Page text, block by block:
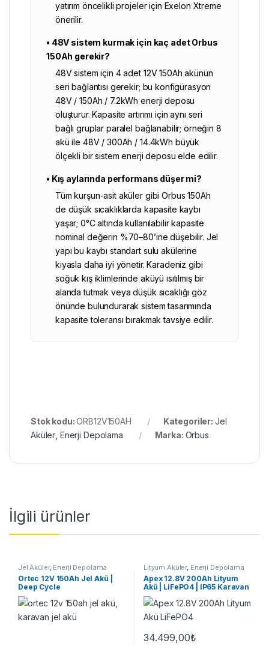
yatırım öncelikli projeler için Exelon Xtreme
önerilir.
• 48V sistem kurmak için kaç adet Orbus
150Ah gerekir?
48V sistem için 4 adet 12V 150Ah akünün
seri bağlantısı gerekir; bu konfigürasyon
48V / 150Ah / 7.2kWh enerji deposu
oluşturur. Kapasite artırımı için aynı seri
bağlı gruplar paralel bağlanabilir; örneğin 8
akü ile 48V / 300Ah / 14.4kWh büyük
ölçekli bir sistem enerji deposu elde edilir.
• Kış aylarında performans düşer mi?
Tüm kurşun-asit aküler gibi Orbus 150Ah
de düşük sıcaklıklarda kapasite kaybı
yaşar; 0°C altında kullanılabilir kapasite
nominal değerin %70–80’ine düşebilir. Jel
yapı bu kaybı standart sulu akülerine
kıyasla daha iyi yönetir. Karadeniz gibi
soğuk kış iklimlerinde aküyü ısıtılmış bir
alanda tutmak veya düşük sıcaklığı göz
önünde bulundurarak sistem tasarımında
kapasite toleransı bırakmak tavsiye edilir.
Stok kodu:ORB12V150AH Kategoriler: Jel
Aküler Enerji Depolama Marka: Orbus
İlgili ürünler
Jel Aküler, Enerji Depolama
Ortec 12V 150Ah Jel Akü |
Deep Cycle
Lityum Aküler, Enerji Depolama
Apex 12.8V 200Ah Lityum
Akü | LiFePO4 | IP65 Karavan
34.499,00₺